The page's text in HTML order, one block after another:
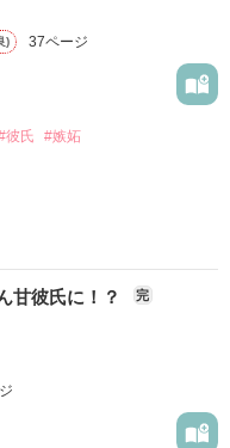
) 37ページ
彼氏 #嫉妬
甘彼氏に！？ 完